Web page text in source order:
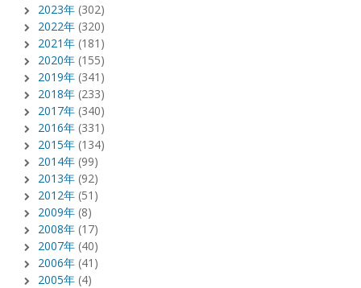
2023年 (302)
2022年 (320)
2021年 (181)
2020年 (155)
2019年 (341)
2018年 (233)
2017年 (340)
2016年 (331)
2015年 (134)
2014年 (99)
2013年 (92)
2012年 (51)
2009年 (8)
2008年 (17)
2007年 (40)
2006年 (41)
2005年 (4)